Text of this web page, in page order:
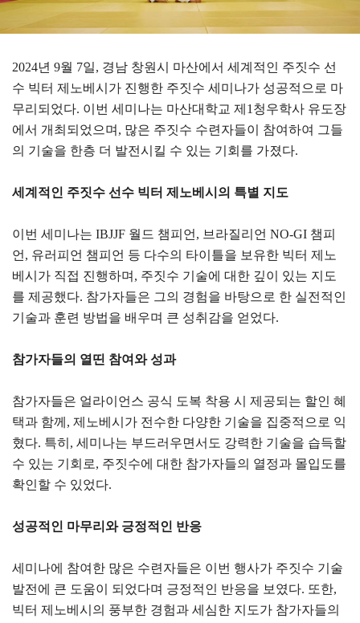
2024년 9월 7일, 경남 창원시 마산에서 세계적인 주짓수 선
수 빅터 제노베시가 진행한 주짓수 세미나가 성공적으로 마
무리되었다. 이번 세미나는 마산대학교 제1청우학사 유도장
에서 개최되었으며, 많은 주짓수 수련자들이 참여하여 그들
의 기술을 한층 더 발전시킬 수 있는 기회를 가졌다.
세계적인 주짓수 선수 빅터 제노베시의 특별 지도
이번 세미나는 IBJJF 월드 챔피언, 브라질리언 NO-GI 챔피
언, 유러피언 챔피언 등 다수의 타이틀을 보유한 빅터 제노
베시가 직접 진행하며, 주짓수 기술에 대한 깊이 있는 지도
를 제공했다. 참가자들은 그의 경험을 바탕으로 한 실전적인
기술과 훈련 방법을 배우며 큰 성취감을 얻었다.
참가자들의 열띤 참여와 성과
참가자들은 얼라이언스 공식 도복 착용 시 제공되는 할인 혜
택과 함께, 제노베시가 전수한 다양한 기술을 집중적으로 익
혔다. 특히, 세미나는 부드러우면서도 강력한 기술을 습득할
수 있는 기회로, 주짓수에 대한 참가자들의 열정과 몰입도를
확인할 수 있었다.
성공적인 마무리와 긍정적인 반응
세미나에 참여한 많은 수련자들은 이번 행사가 주짓수 기술
발전에 큰 도움이 되었다며 긍정적인 반응을 보였다. 또한,
빅터 제노베시의 풍부한 경험과 세심한 지도가 참가자들의